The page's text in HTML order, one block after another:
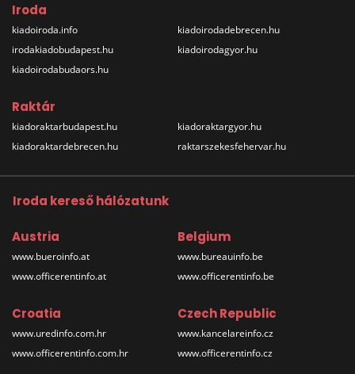
Iroda
kiadoiroda.info
irodakiadobudapest.hu
kiadoirodabudaors.hu
kiadoirodadebrecen.hu
kiadoirodagyor.hu
Raktár
kiadoraktarbudapest.hu
kiadoraktardebrecen.hu
kiadoraktargyor.hu
raktarszekesfehervar.hu
Iroda kereső hálózatunk
Austria
www.bueroinfo.at
www.officerentinfo.at
Belgium
www.bureauinfo.be
www.officerentinfo.be
Croatia
www.uredinfo.com.hr
www.officerentinfo.com.hr
Czech Republic
www.kancelareinfo.cz
www.officerentinfo.cz